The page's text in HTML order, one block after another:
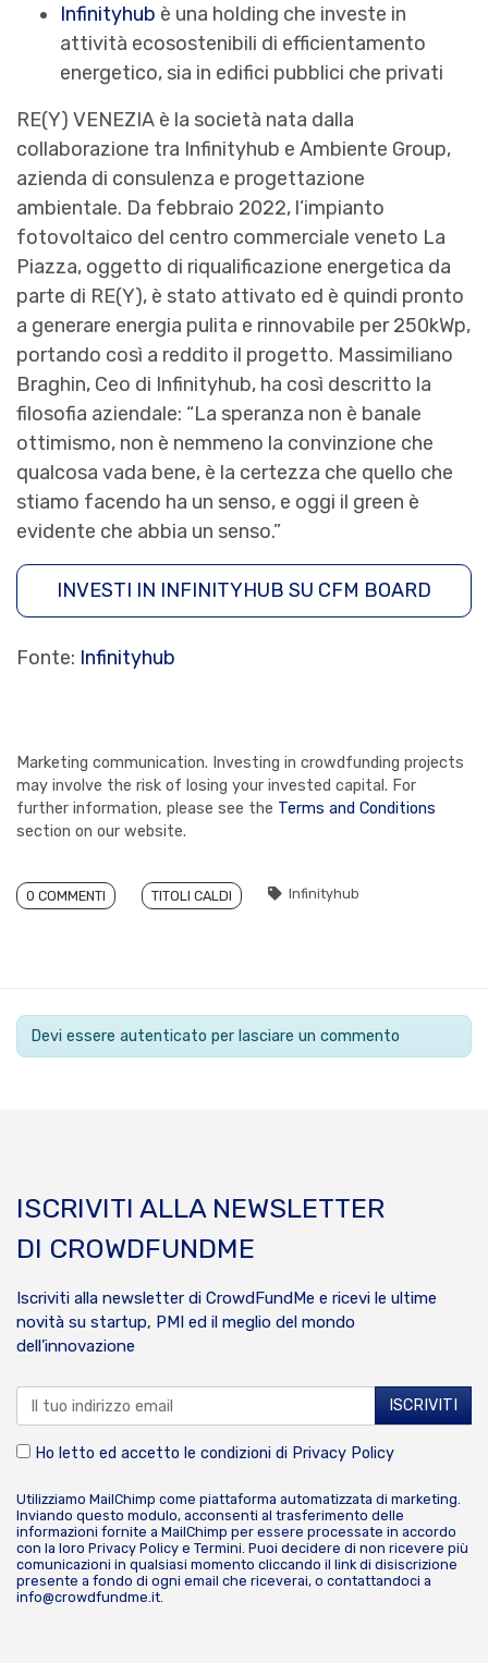
Infinityhub è una holding che investe in
attività ecosostenibili di efficientamento
energetico, sia in edifici pubblici che privati
RE(Y) VENEZIA è la società nata dalla
collaborazione tra Infinityhub e Ambiente Group,
azienda di consulenza e progettazione
ambientale. Da febbraio 2022, l’impianto
fotovoltaico del centro commerciale veneto La
Piazza, oggetto di riqualificazione energetica da
parte di RE(Y), è stato attivato ed è quindi pronto
a generare energia pulita e rinnovabile per 250kWp,
portando così a reddito il progetto. Massimiliano
Braghin, Ceo di Infinityhub, ha così descritto la
filosofia aziendale: “La speranza non è banale
ottimismo, non è nemmeno la convinzione che
qualcosa vada bene, è la certezza che quello che
stiamo facendo ha un senso, e oggi il green è
evidente che abbia un senso.”
INVESTI IN INFINITYHUB SU CFM BOARD
Fonte: Infinityhub
Marketing communication. Investing in crowdfunding projects
may involve the risk of losing your invested capital. For
further information, please see the Terms and Conditions
section on our website.
0 COMMENTI TITOLI CALDI Infinityhub
Devi essere autenticato per lasciare un commento
ISCRIVITI ALLA NEWSLETTER
DI CROWDFUNDME
Iscriviti alla newsletter di CrowdFundMe e ricevi le ultime
novità su startup, PMI ed il meglio del mondo
dell’innovazione
Ho letto ed accetto le condizioni di Privacy Policy
Utilizziamo MailChimp come piattaforma automatizzata di marketing.
Inviando questo modulo, acconsenti al trasferimento delle
informazioni fornite a MailChimp per essere processate in accordo
con la loro Privacy Policy e Termini . Puoi decidere di non ricevere più
comunicazioni in qualsiasi momento cliccando il link di disiscrizione
presente a fondo di ogni email che riceverai, o contattandoci a
info@crowdfundme.it